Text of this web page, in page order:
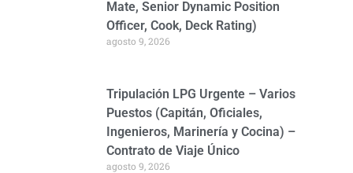
Mate, Senior Dynamic Position
Officer, Cook, Deck Rating)
agosto 9, 2026
Tripulación LPG Urgente – Varios
Puestos (Capitán, Oficiales,
Ingenieros, Marinería y Cocina) –
Contrato de Viaje Único
agosto 9, 2026